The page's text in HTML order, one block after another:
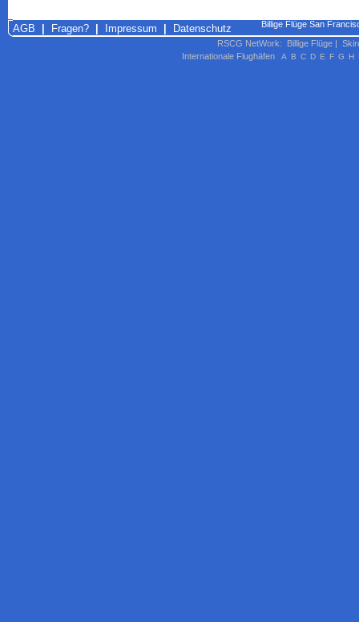
AGB Fragen? Impressum Datenschutz
Billige Flüge San
RSCG NetWork: Billige Flüge |
Internationale Flughäfen
A B C D E F G H